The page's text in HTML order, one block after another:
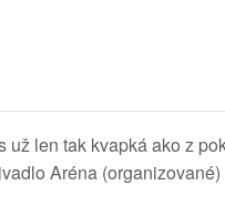
už len tak kvapká ako z
Aréna (organizované)